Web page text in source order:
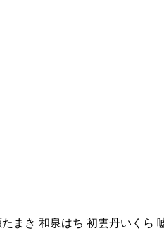
まき 和泉はち 初雲丹いくら